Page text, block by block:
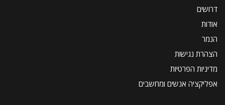
דרושים
אודות
הנמר
הצהרת נגישות
מדיניות הפרטיות
אפליקציה אנשים ומחשבים